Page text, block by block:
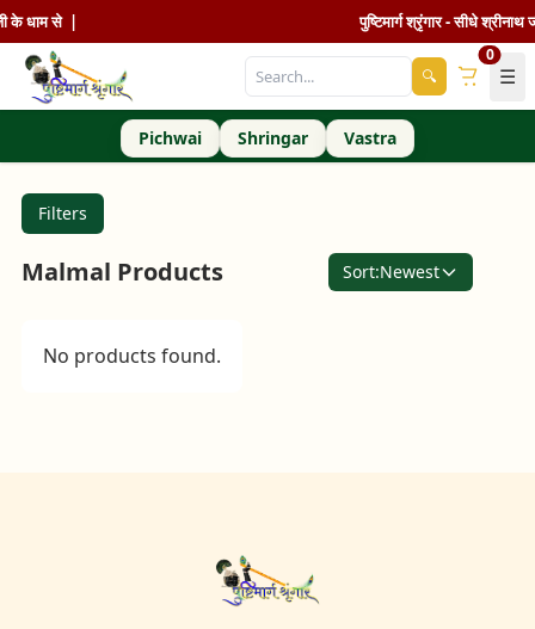
जी के धाम से | पुष्टिमार्ग श्रृंगार - सीधे
🔍
0
☰
Pichwai Shringar Vastra
Filters
Malmal Products Sort:Newest
No products found.